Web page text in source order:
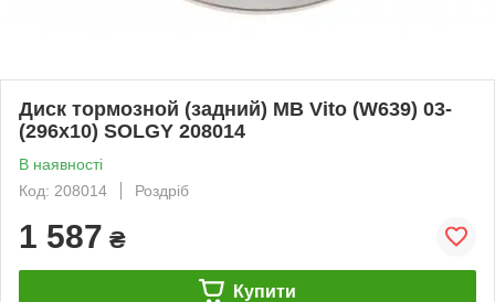
Диск тормозной (задний) MB Vito (W639) 03-
(296x10) SOLGY 208014
В наявності
Код: 208014
Роздріб
1 587 ₴
Купити